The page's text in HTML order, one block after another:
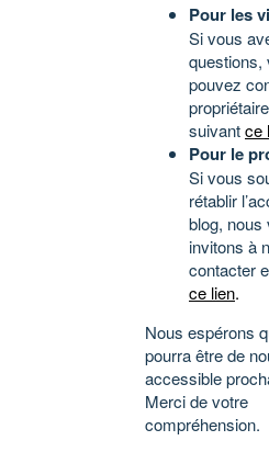
Pour les
Si vous
questions,
pouvez
suivantce
Pour le
Si vous
rétablir
blog, nous
invitons à
contacter
ce lien.
Nous espérons
pourra être de
accessible
Merci de votre
compréhension.